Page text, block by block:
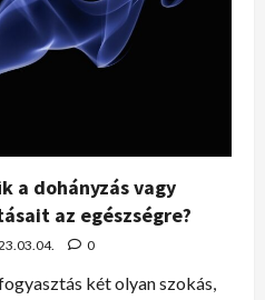
a dohányzás vagy
az egészségre?
0
két olyan szokás,